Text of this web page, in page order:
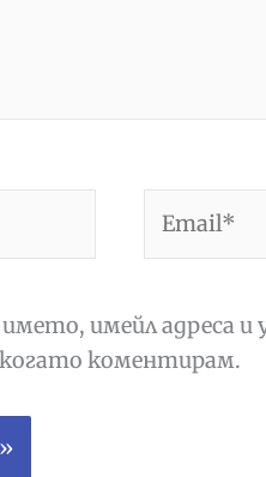
името, имейл адреса
коментирам.